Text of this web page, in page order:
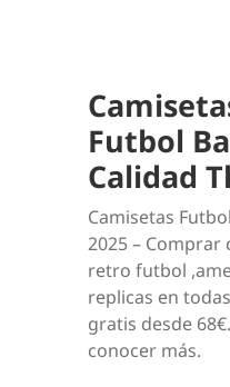
Futbol
Calidad
Camisetas
2025 – Comprar
retro futbol
replicas en
gratis desde
conocer más.